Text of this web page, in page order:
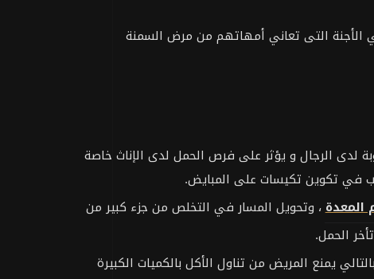
الأجنة التى تعاني أمهاتهم من مرض السمنة
لدى الرجال و يؤثر على فرص الحمل لدى الإناث خاصة
المعدة، وتحويل المسار في التخلص من جزء كبير من
الحمل.
يمنع المريض من تناول الأكل بالكميات الكبيرة